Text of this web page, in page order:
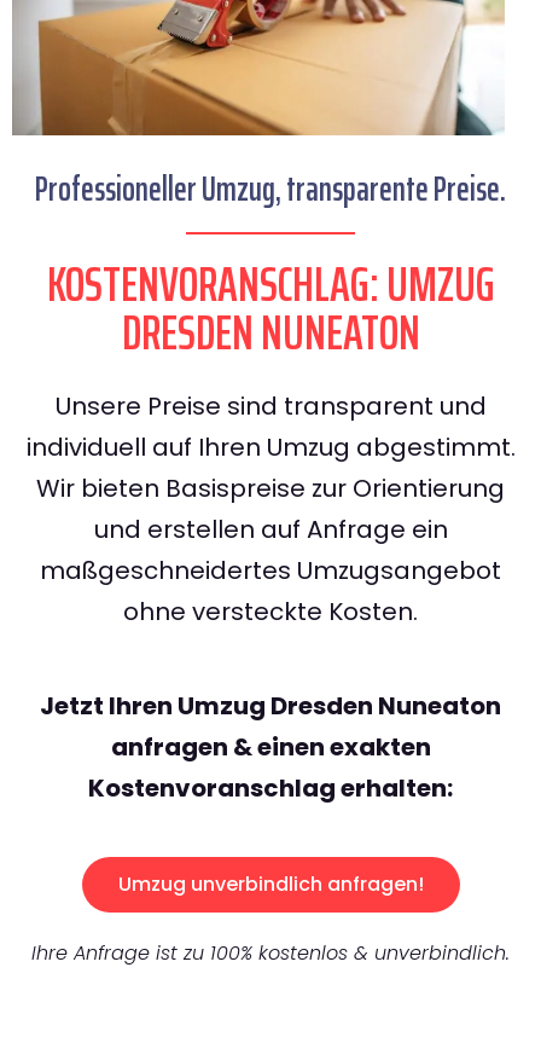
Professioneller Umzug, transparente Preise.
KOSTENVORANSCHLAG: UMZUG
DRESDEN NUNEATON
Unsere Preise sind transparent und
individuell auf Ihren Umzug abgestimmt.
Wir bieten Basispreise zur Orientierung
und erstellen auf Anfrage ein
maßgeschneidertes Umzugsangebot
ohne versteckte Kosten.
Jetzt Ihren Umzug Dresden Nuneaton
anfragen & einen exakten
Kostenvoranschlag erhalten:
Umzug unverbindlich anfragen!
Ihre Anfrage ist zu 100% kostenlos & unverbindlich.